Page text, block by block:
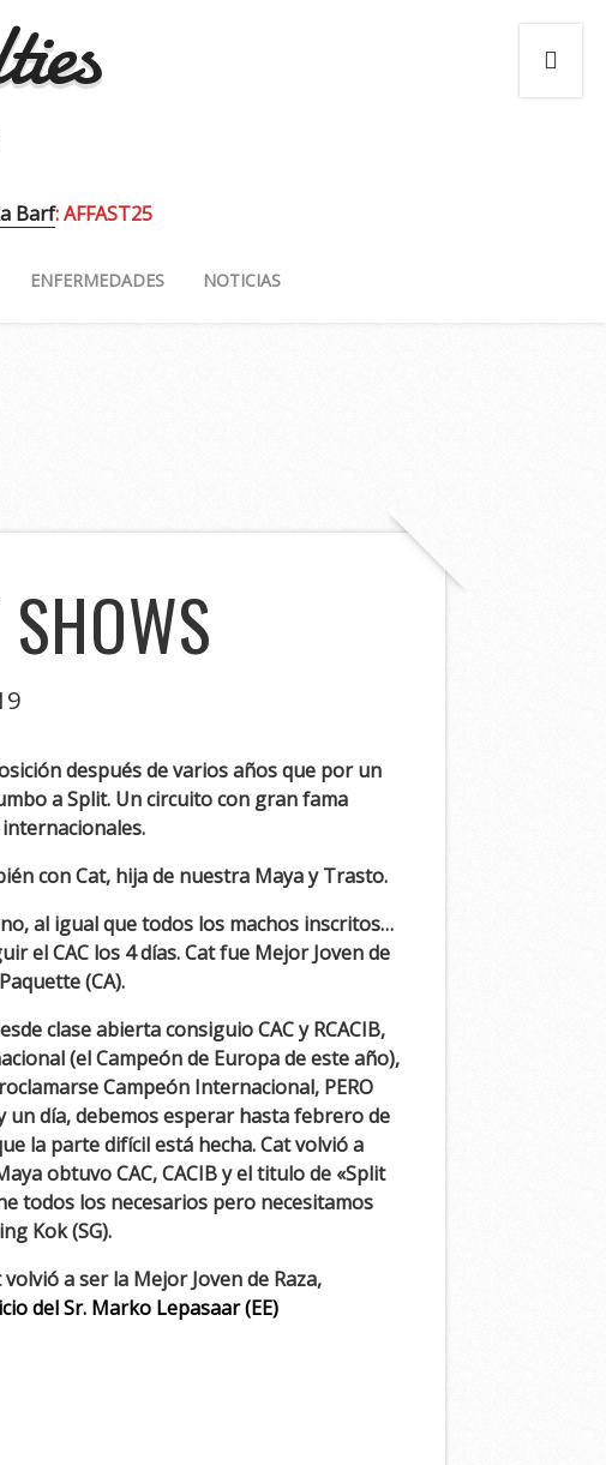
Barf: AFFAST25
ENFERMEDADES NOTICIAS
después de varios años que por un
a Split. Un circuito con gran fama
con Cat, hija de nuestra Maya y Trasto.
al igual que todos los machos inscritos…
el CAC los 4 días. Cat fue Mejor Joven de
(CA).
clase abierta consiguio CAC y RCACIB,
(el Campeón de Europa de este año),
Campeón Internacional, PERO
un día, debemos esperar hasta febrero de
la parte difícil estáhecha. Cat volvió a
obtuvo CAC, CACIB y el titulo de «Split
todos los necesarios pero necesitamos
Kok (SG).
a ser la Mejor Joven de Raza,
del Sr. Marko Lepasaar (EE)